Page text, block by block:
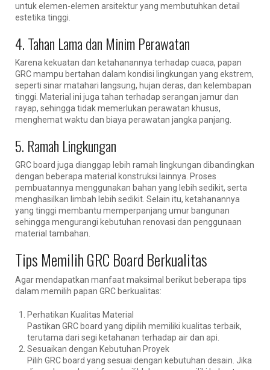
untuk elemen-elemen arsitektur yang membutuhkan detail
estetika tinggi.
4. Tahan Lama dan Minim Perawatan
Karena kekuatan dan ketahanannya terhadap cuaca, papan
GRC mampu bertahan dalam kondisi lingkungan yang ekstrem,
seperti sinar matahari langsung, hujan deras, dan kelembapan
tinggi. Material ini juga tahan terhadap serangan jamur dan
rayap, sehingga tidak memerlukan perawatan khusus,
menghemat waktu dan biaya perawatan jangka panjang.
5. Ramah Lingkungan
GRC board juga dianggap lebih ramah lingkungan dibandingkan
dengan beberapa material konstruksi lainnya. Proses
pembuatannya menggunakan bahan yang lebih sedikit, serta
menghasilkan limbah lebih sedikit. Selain itu, ketahanannya
yang tinggi membantu memperpanjang umur bangunan
sehingga mengurangi kebutuhan renovasi dan penggunaan
material tambahan.
Tips Memilih GRC Board Berkualitas
Agar mendapatkan manfaat maksimal berikut beberapa tips
dalam memilih papan GRC berkualitas:
Perhatikan Kualitas Material
Pastikan GRC board yang dipilih memiliki kualitas terbaik,
terutama dari segi ketahanan terhadap air dan api.
Sesuaikan dengan Kebutuhan Proyek
Pilih GRC board yang sesuai dengan kebutuhan desain. Jika